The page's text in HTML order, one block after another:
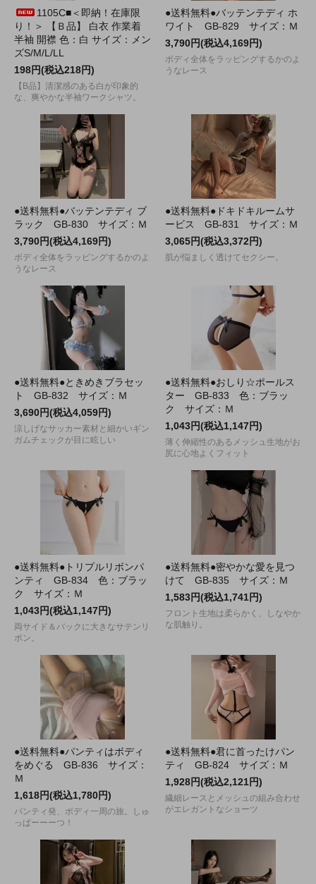
1105C■＜即納！在庫限
り！＞ 【Ｂ品】 白衣 作業着
半袖 開襟 色：白 サイズ：メン
ズS/M/L/LL
198円(税込218円)
【B品】清潔感のある白が印象的
な、爽やかな半袖ワークシャツ。
●送料無料●バッテンテディ ホ
ワイト GB-829 サイズ：Ｍ
3,790円(税込4,169円)
ボディ全体をラッピングするかのよ
うなレース
●送料無料●バッテンテディ ブ
ラック GB-830 サイズ：Ｍ
3,790円(税込4,169円)
ボディ全体をラッピングするかのよ
うなレース
●送料無料●ドキドキルームサ
ービス GB-831 サイズ：Ｍ
3,065円(税込3,372円)
肌が悩ましく透けてセクシー。
●送料無料●ときめきブラセッ
ト GB-832 サイズ：Ｍ
3,690円(税込4,059円)
涼しげなサッカー素材と細かいギン
ガムチェックが目に眩しい
●送料無料●おしり☆ポールス
ター GB-833 色：ブラッ
ク サイズ：Ｍ
1,043円(税込1,147円)
薄く伸縮性のあるメッシュ生地がお
尻に心地よくフィット
●送料無料●トリプルリボンパ
ンティ GB-834 色：ブラッ
ク サイズ：Ｍ
1,043円(税込1,147円)
両サイド＆バックに大きなサテンリ
ボン。
●送料無料●密やかな愛を見つ
けて GB-835 サイズ：Ｍ
1,583円(税込1,741円)
フロント生地は柔らかく、しなやか
な肌触り。
●送料無料●パンティはボディ
をめぐる GB-836 サイズ：
Ｍ
1,618円(税込1,780円)
パンティ発、ボディ一周の旅。しゅ
っぱーーーつ！
●送料無料●君に首ったけパン
ティ GB-824 サイズ：Ｍ
1,928円(税込2,121円)
繊細レースとメッシュの組み合わせ
がエレガントなショーツ